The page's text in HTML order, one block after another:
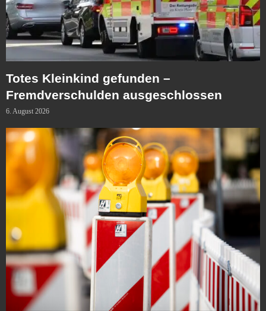
Totes Kleinkind gefunden –
Fremdverschulden ausgeschlossen
6. August 2026